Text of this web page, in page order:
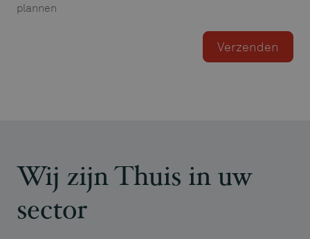
plannen
Wij zijn Thuis in uw
sector